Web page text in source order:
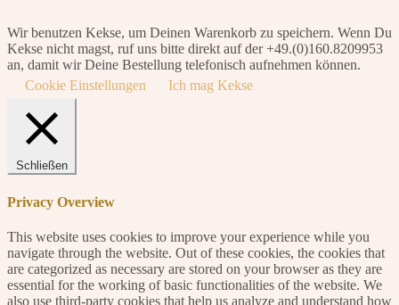
Wir benutzen Kekse, um Deinen Warenkorb zu speichern. Wenn Du
Kekse nicht magst, ruf uns bitte direkt auf der +49.(0)160.8209953
an, damit wir Deine Bestellung telefonisch aufnehmen können.
Cookie Einstellungen
Ich mag Kekse
Schließen
Privacy Overview
This website uses cookies to improve your experience while you
navigate through the website. Out of these cookies, the cookies that
are categorized as necessary are stored on your browser as they are
essential for the working of basic functionalities of the website. We
also use third-party cookies that help us analyze and understand how